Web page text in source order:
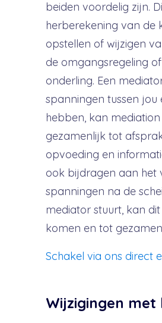
beiden voordelig zijn.
herberekening van de
opstellen of wijzigen
de omgangsregeling
onderling. Een
spanningen tussen jou
hebben, kan
gezamenlijk tot
opvoeding en
ook bijdragen aan het
spanningen na de
mediator stuurt, kan
komen en tot
Schakel via ons direct
Wijzigingen